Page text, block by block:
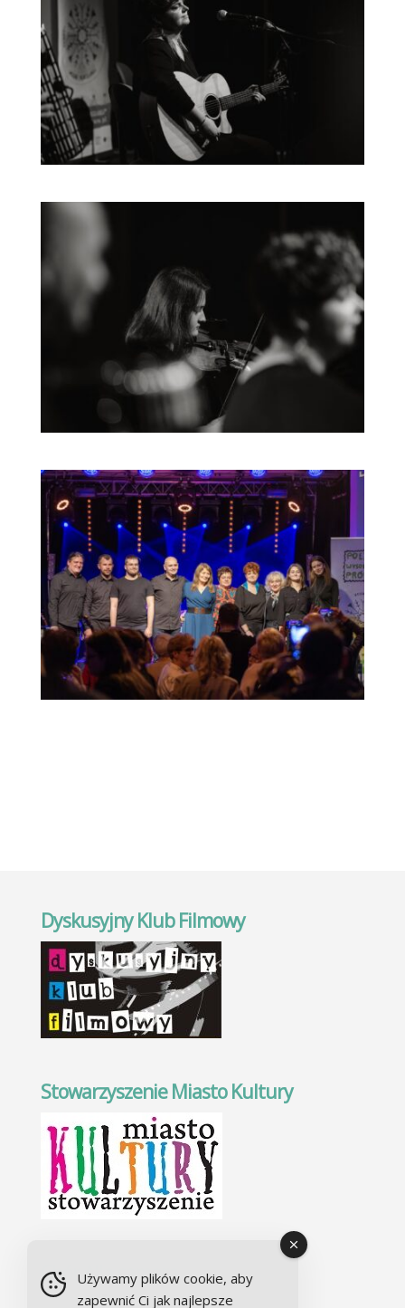
Dyskusyjny Klub Filmowy
Stowarzyszenie Miasto Kultury
Chór Alla camera
Używamy plików cookie, aby
zapewnić Ci jak najlepsze